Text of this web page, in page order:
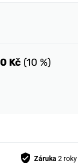
Kč (10 %)
Záruka 2 roky